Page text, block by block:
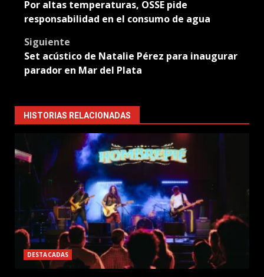
navigation
Por altas temperaturas, OSSE pide
responsabilidad en el consumo de agua
Siguiente
Set acústico de Natalie Pérez para inaugurar
parador en Mar del Plata
HISTORIAS RELACIONADAS
DESTACADAS